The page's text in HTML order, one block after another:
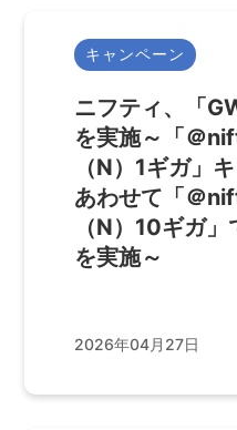
キャンペーン
ニフティ、「
を実施～「＠
（N）1ギガ」
あわせて「＠
（N）10ギガ
を実施～
2026年04月27日